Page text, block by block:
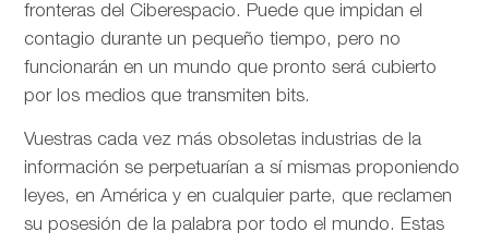
fronteras del Ciberespacio. Puede que impidan el
contagio durante un pequeño tiempo, pero no
funcionarán en un mundo que pronto será cubierto
por los medios que transmiten bits.
Vuestras cada vez más obsoletas industrias de la
información se perpetuarían a sí mismas proponiendo
leyes, en América y en cualquier parte, que reclamen
su posesión de la palabra por todo el mundo. Estas